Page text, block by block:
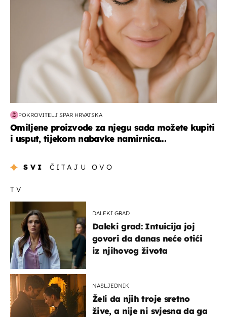
POKROVITELJ SPAR HRVATSKA
Omiljene proizvode za njegu sada možete kupiti
i usput, tijekom nabavke namirnica...
SVI ČITAJU OVO
TV
DALEKI GRAD
Daleki grad: Intuicija joj
govori da danas neće otići
iz njihovog života
NASLJEDNIK
Želi da njih troje sretno
žive, a nije ni svjesna da ga